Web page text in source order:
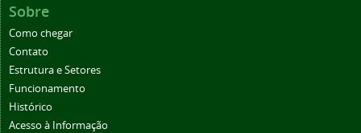
Sobre
Como chegar
Contato
Estrutura e Setores
Funcionamento
Histórico
Acesso à Informação